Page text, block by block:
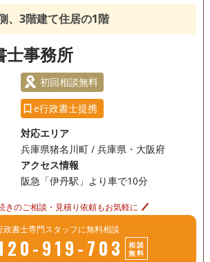
、3階建て住居の1階
士事務所
初回相談無料
e行政書士提携
対応エリア
兵庫県猪名川町 / 兵庫県・大阪府
アクセス情報
阪急「伊丹駅」より車で10分
きのご相談・見積り依頼もお気軽に
政書士専門スタッフに無料相談
919-703
相談
無料